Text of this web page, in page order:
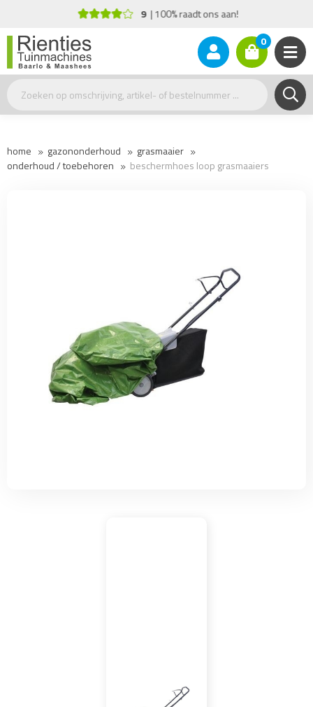
9
100% raadt ons aan!
0
home gazononderhoud
grasmaaier
onderhoud / toebehoren
beschermhoes loop grasmaaiers